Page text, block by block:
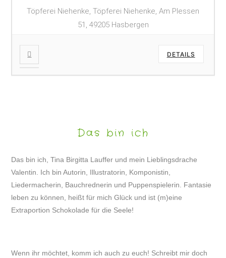
Töpferei Niehenke, Töpferei Niehenke, Am Plessen
51, 49205 Hasbergen
DETAILS
Das bin ich
Das bin ich, Tina Birgitta Lauffer und mein Lieblingsdrache
Valentin. Ich bin Autorin, Illustratorin, Komponistin,
Liedermacherin, Bauchrednerin und Puppenspielerin. Fantasie
leben zu können, heißt für mich Glück und ist (m)eine
Extraportion Schokolade für die Seele!
Wenn ihr möchtet, komm ich auch zu euch! Schreibt mir doch